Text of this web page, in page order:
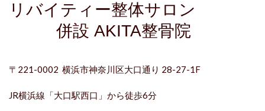
リバイティー整体サロン
併設 AKITA整骨院
〒221-0002 横浜市神奈川区大口通り 28-27-1F
JR横浜線「大口駅西口 」から徒歩6分